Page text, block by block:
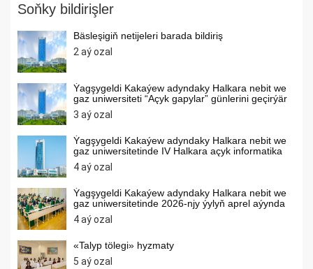
Soňky bildirişler
Bäsleşigiň netijeleri barada bildiriş
2 aý ozal
Ýagşygeldi Kakaýew adyndaky Halkara nebit we
gaz uniwersiteti “Açyk gapylar” günlerini geçirýär
3 aý ozal
Ýagşygeldi Kakaýew adyndaky Halkara nebit we
gaz uniwersitetinde IV Halkara açyk informatika
internet olimpiadasy geçirilýär
4 aý ozal
Ýagşygeldi Kakaýew adyndaky Halkara nebit we
gaz uniwersitetinde 2026-njy ýylyň aprel aýynda
umumybilim berýän orta mekdepleriň
okuwçylarynyň arasynda matematika, himiýa,
geçirilýär
4 aý ozal
«Talyp tölegi» hyzmaty
5 aý ozal